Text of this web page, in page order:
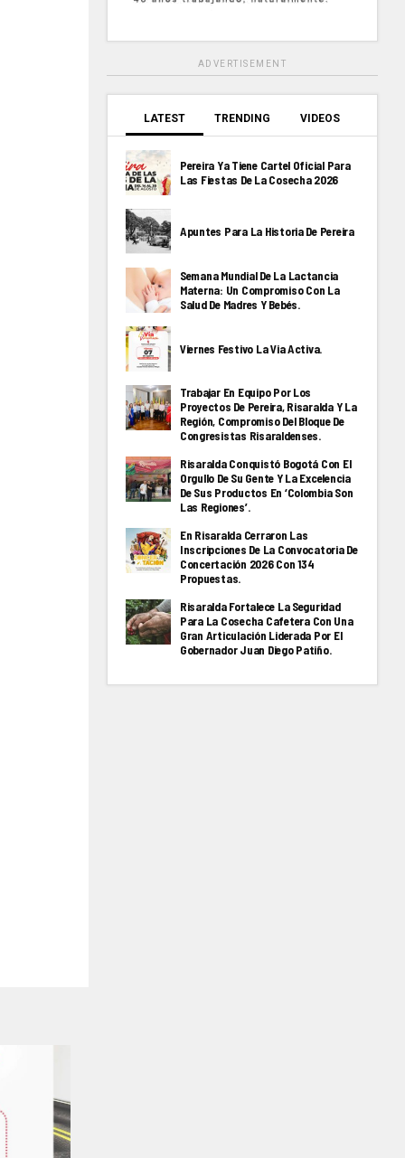
ADVERTISEMENT
LATEST TRENDING VIDEOS
Pereira Ya Tiene Cartel Oficial Para
Las Fiestas De La Cosecha 2026
Apuntes Para La Historia De Pereira
Semana Mundial De La Lactancia
Materna: Un Compromiso Con La
Salud De Madres Y Bebés.
Viernes Festivo La Via Activa.
Trabajar En Equipo Por Los
Proyectos De Pereira, Risaralda Y La
Región, Compromiso Del Bloque De
Congresistas Risaraldenses.
Risaralda Conquistó Bogotá Con El
Orgullo De Su Gente Y La Excelencia
De Sus Productos En ‘Colombia Son
Las Regiones’.
En Risaralda Cerraron Las
Inscripciones De La Convocatoria De
Concertación 2026 Con 134
Propuestas.
Risaralda Fortalece La Seguridad
Para La Cosecha Cafetera Con Una
Gran Articulación Liderada Por El
Gobernador Juan Diego Patiño.